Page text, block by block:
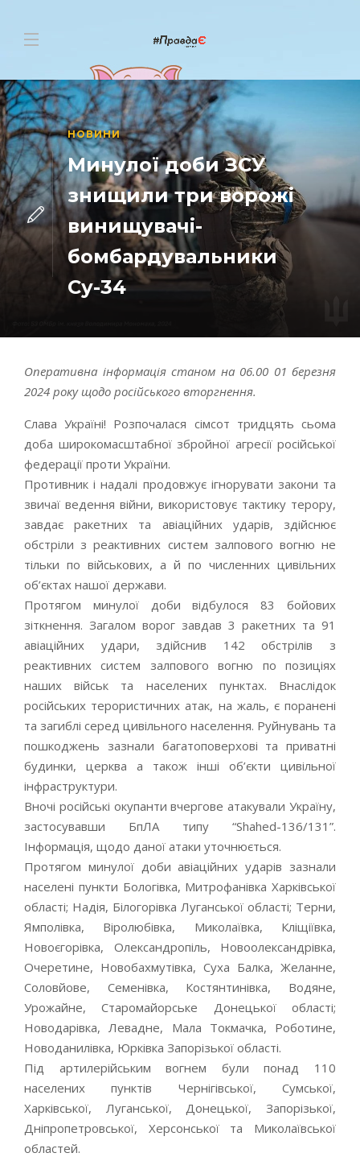
НОВИНИ
Минулої доби ЗСУ
знищили три ворожі
винищувачі-
бомбардувальники
Су-34
Оперативна інформація станом на 06.00 01 березня
2024 року щодо російського вторгнення.
Слава Україні! Розпочалася сімсот тридцять сьома
доба широкомасштабної збройної агресії російської
федерації проти України.
Противник і надалі продовжує ігнорувати закони та
звичаї ведення війни, використовує тактику терору,
завдає ракетних та авіаційних ударів, здійснює
обстріли з реактивних систем залпового вогню не
тільки по військових, а й по численних цивільних
об’єктах нашої держави.
Протягом минулої доби відбулося 83 бойових
зіткнення. Загалом ворог завдав 3 ракетних та 91
авіаційних удари, здійснив 142 обстрілів з
реактивних систем залпового вогню по позиціях
наших військ та населених пунктах. Внаслідок
російських терористичних атак, на жаль, є поранені
та загиблі серед цивільного населення. Руйнувань та
пошкоджень зазнали багатоповерхові та приватні
будинки, церква а також інші об’єкти цивільної
інфраструктури.
Вночі російські окупанти вчергове атакували Україну,
застосувавши БпЛА типу “Shahed-136/131”.
Інформація, щодо даної атаки уточнюється.
Протягом минулої доби авіаційних ударів зазнали
населені пункти Бологівка, Митрофанівка Харківської
області; Надія, Білогорівка Луганської області; Терни,
Ямполівка, Віролюбівка, Миколаївка, Кліщіївка,
Новоєгорівка, Олександропіль, Новоолександрівка,
Очеретине, Новобахмутівка, Суха Балка, Желанне,
Соловйове, Семенівка, Костянтинівка, Водяне,
Урожайне, Старомайорське Донецької області;
Новодарівка, Левадне, Мала Токмачка, Роботине,
Новоданилівка, Юрківка Запорізької області.
Під артилерійським вогнем були понад 110
населених пунктів Чернігівської, Сумської,
Харківської, Луганської, Донецької, Запорізької,
Дніпропетровської, Херсонської та Миколаївської
областей.